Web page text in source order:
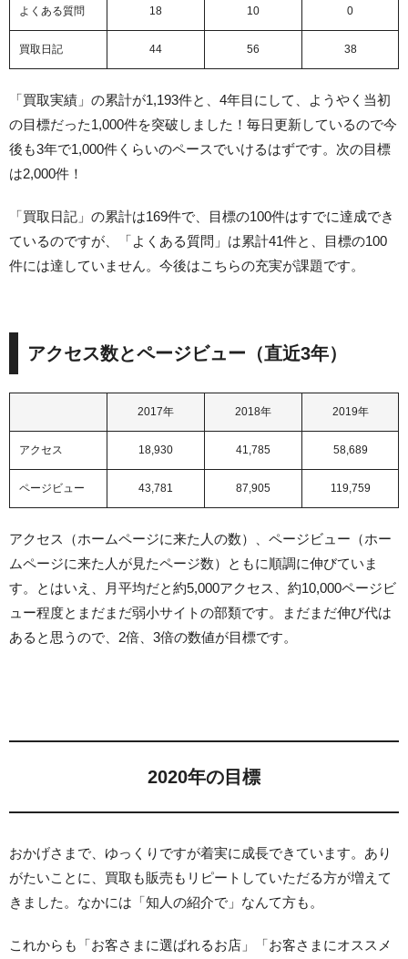
よくある質問 18 10 0
買取日記 44 56 38
「買取実績」の累計が1,193件と、4年目にして、ようやく当初
の目標だった1,000件を突破しました！毎日更新しているので今
後も3年で1,000件くらいのペースでいけるはずです。次の目標
は2,000件！
「買取日記」の累計は169件で、目標の100件はすでに達成でき
ているのですが、「よくある質問」は累計41件と、目標の100
件には達していません。今後はこちらの充実が課題です。
アクセス数とページビュー（直近3年）
2017年 2018年 2019年
アクセス 18,930 41,785 58,689
ページビュー 43,781 87,905 119,759
アクセス（ホームページに来た人の数）、ページビュー（ホー
ムページに来た人が見たページ数）ともに順調に伸びていま
す。とはいえ、月平均だと約5,000アクセス、約10,000ページビ
ュー程度とまだまだ弱小サイトの部類です。まだまだ伸び代は
あると思うので、2倍、3倍の数値が目標です。
2020年の目標
おかげさまで、ゆっくりですが着実に成長できています。あり
がたいことに、買取も販売もリピートしていただる方が増えて
きました。なかには「知人の紹介で」なんて方も。
これからも「お客さまに選ばれるお店」「お客さまにオススメ